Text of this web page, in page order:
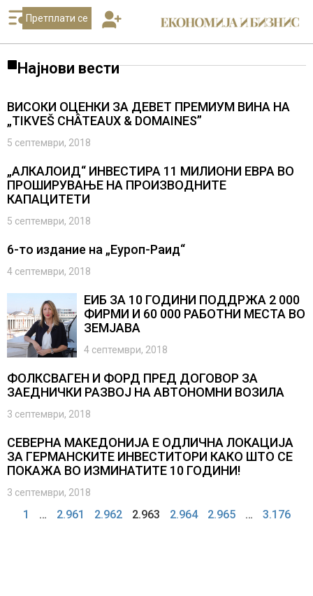
Претплати се
Најнови вести
ВИСОКИ ОЦЕНКИ ЗА ДЕВЕТ ПРЕМИУМ ВИНА НА
„TIKVEŠ CHÂTEAUX & DOMAINES”
5 септември, 2018
„АЛКАЛОИД“ ИНВЕСТИРА 11 МИЛИОНИ ЕВРА ВО
ПРОШИРУВАЊЕ НА ПРОИЗВОДНИТЕ
КАПАЦИТЕТИ
5 септември, 2018
6-то издание на „Еуроп-Раид“
4 септември, 2018
ЕИБ ЗА 10 ГОДИНИ ПОДДРЖА 2 000
ФИРМИ И 60 000 РАБОТНИ МЕСТА ВО
ЗЕМЈАВА
4 септември, 2018
ФОЛКСВАГЕН И ФОРД ПРЕД ДОГОВОР ЗА
ЗАЕДНИЧКИ РАЗВОЈ НА АВТОНОМНИ ВОЗИЛА
3 септември, 2018
СЕВЕРНА МАКЕДОНИЈА Е ОДЛИЧНА ЛОКАЦИЈА
ЗА ГЕРМАНСКИТЕ ИНВЕСТИТОРИ КАКО ШТО СЕ
ПОКАЖА ВО ИЗМИНАТИТЕ 10 ГОДИНИ!
3 септември, 2018
1 … 2.961 2.962 2.963 2.964 2.965 … 3.176